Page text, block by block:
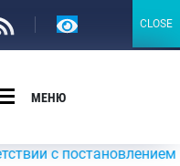
Версия
МЕНЮ
CLOSE
CLOSE